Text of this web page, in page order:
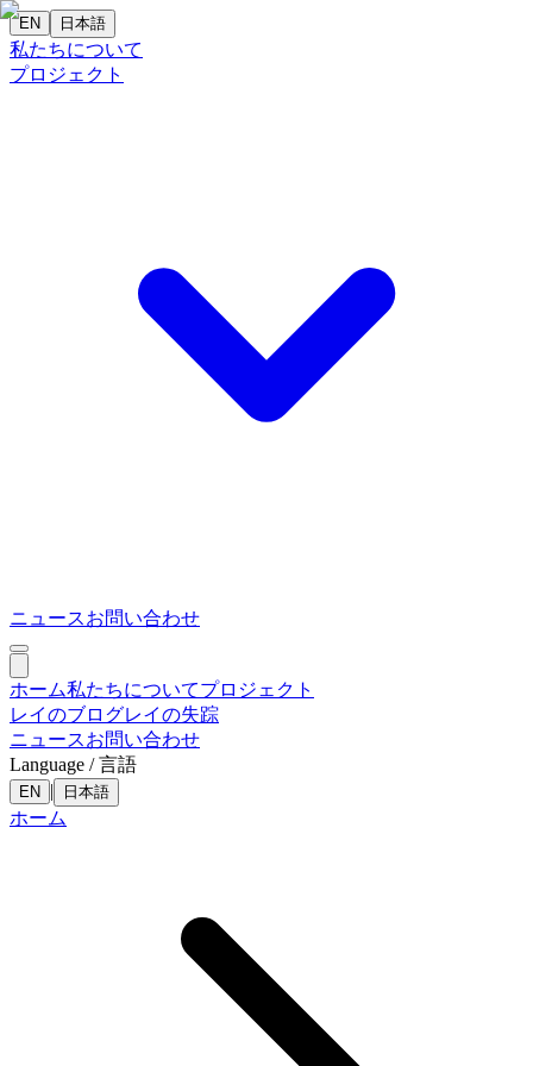
EN 日本語
私たちについて
プロジェクト
ニュースお問い合わせ
ホーム私たちについてプロジェクト
レイのブログレイの失踪
ニュースお問い合わせ
Language / 言語
EN | 日本語
ホーム